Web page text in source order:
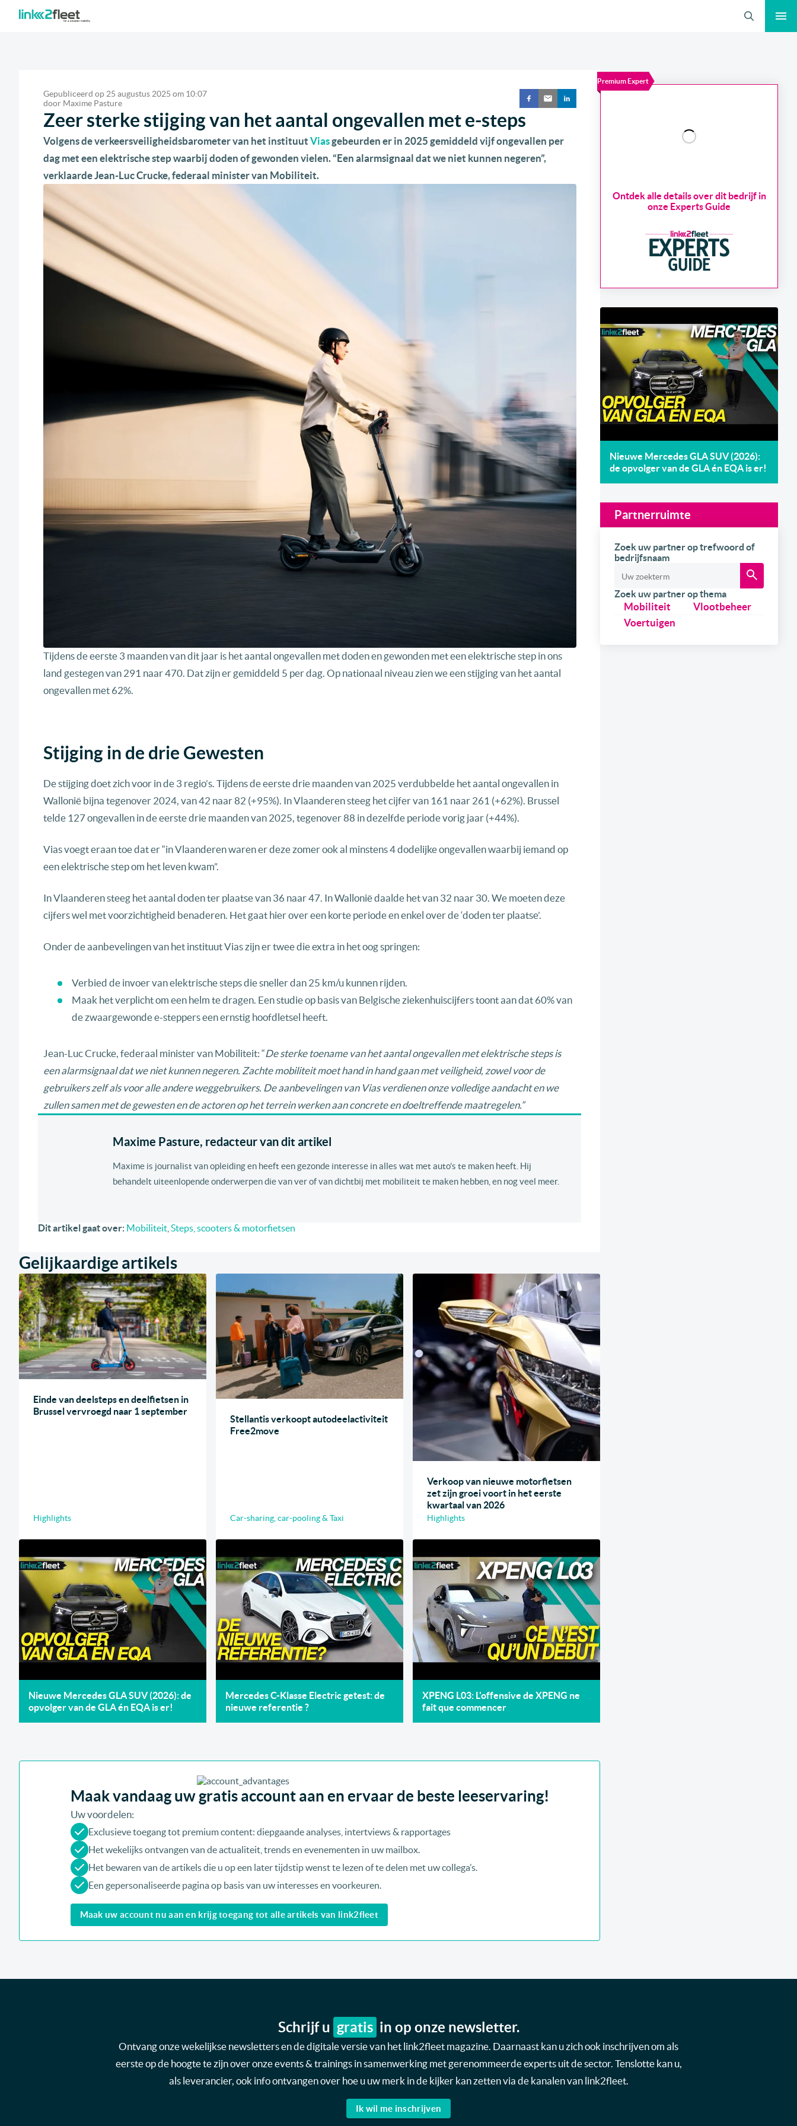
Gepubliceerd op 25 augustus 2025 om 10:07
door Maxime Pasture
Zeer sterke stijging van het aantal ongevallen met e-steps
Volgens de verkeersveiligheidsbarometer van het instituut Viasgebeurden er in 2025 gemiddeld vijf ongevallen per
dag met een elektrische step waarbij doden of gewonden vielen. “Een alarmsignaal dat we niet kunnen negeren”,
verklaarde Jean-Luc Crucke, federaal minister van Mobiliteit.
Tijdens de eerste 3 maanden van dit jaar is het aantal ongevallen met doden en gewonden met een elektrische step in ons
land gestegen van 291 naar 470. Dat zijn er gemiddeld 5 per dag. Op nationaal niveau zien we een stijging van het aantal
ongevallen met 62%.
Stijging in de drie Gewesten
De stijging doet zich voor in de 3 regio’s. Tijdens de eerste drie maanden van 2025 verdubbelde het aantal ongevallen in
Wallonië bijna tegenover 2024, van 42 naar 82 (+95%). In Vlaanderen steeg het cijfer van 161 naar 261 (+62%). Brussel
telde 127 ongevallen in de eerste drie maanden van 2025, tegenover 88 in dezelfde periode vorig jaar (+44%).
Vias voegt eraan toe dat er “in Vlaanderen waren er deze zomer ook al minstens 4 dodelijke ongevallen waarbij iemand op
een elektrische step om het leven kwam”.
In Vlaanderen steeg het aantal doden ter plaatse van 36 naar 47. In Wallonië daalde het van 32 naar 30. We moeten deze
cijfers wel met voorzichtigheid benaderen. Het gaat hier over een korte periode en enkel over de ‘doden ter plaatse’.
Onder de aanbevelingen van het instituut Vias zijn er twee die extra in het oog springen:
Verbied de invoer van elektrische steps die sneller dan 25 km/u kunnen rijden.
Maak het verplicht om een helm te dragen. Een studie op basis van Belgische ziekenhuiscijfers toont aan dat 60% van
de zwaargewonde e-steppers een ernstig hoofdletsel heeft.
Jean-Luc Crucke, federaal minister van Mobiliteit: “De sterke toename van het aantal ongevallen met elektrische steps is
een alarmsignaal dat we niet kunnen negeren. Zachte mobiliteit moet hand in hand gaan met veiligheid, zowel voor de
gebruikers zelf als voor alle andere weggebruikers. De aanbevelingen van Vias verdienen onze volledige aandacht en we
zullen samen met de gewesten en de actoren op het terrein werken aan concrete en doeltreffende maatregelen.”
Maxime Pasture, redacteur van dit artikel
Maxime is journalist van opleiding en heeft een gezonde interesse in alles wat met auto’s te maken heeft. Hij
behandelt uiteenlopende onderwerpen die van ver of van dichtbij met mobiliteit te maken hebben, en nog veel meer.
Dit artikel gaat over: Mobiliteit Steps, scooters & motorfietsen
Gelijkaardige artikels
Einde van deelsteps en deelfietsen in
Brussel vervroegd naar 1 september
Highlights
Stellantis verkoopt autodeelactiviteit
Free2move
Car-sharing, car-pooling & Taxi
Verkoop van nieuwe motorfietsen
zet zijn groei voort in het eerste
kwartaal van 2026
Highlights
Nieuwe Mercedes GLA SUV (2026): de
opvolger van de GLA én EQA is er!
Mercedes C-Klasse Electric getest: de
nieuwe referentie ?
XPENG L03: L'offensive de XPENG ne
fait que commencer
Maak vandaag uw gratis account aan en ervaar de beste leeservaring!
Uw voordelen:
Exclusieve toegang tot premium content: diepgaande analyses, intertviews & rapportages
Het wekelijks ontvangen van de actualiteit, trends en evenementen in uw mailbox.
Het bewaren van de artikels die u op een later tijdstip wenst te lezen of te delen met uw collega’s.
Een gepersonaliseerde pagina op basis van uw interesses en voorkeuren.
Maak uw account nu aan en krijg toegang tot alle artikels van link2fleet
Premium Expert
Ontdek alle details over dit bedrijf in
onze Experts Guide
Nieuwe Mercedes GLA SUV (2026):
de opvolger van de GLA én EQA is er!
Partnerruimte
Zoek uw partner op trefwoord of
bedrijfsnaam
Zoek uw partner op thema
Mobiliteit
Vlootbeheer
Voertuigen
Schrijf u gratis in op onze newsletter.
Ontvang onze wekelijkse newsletters en de digitale versie van het link2fleet magazine. Daarnaast kan u zich ook inschrijven om als
eerste op de hoogte te zijn over onze events & trainings in samenwerking met gerenommeerde experts uit de sector. Tenslotte kan u,
als leverancier, ook info ontvangen over hoe u uw merk in de kijker kan zetten via de kanalen van link2fleet.
Ik wil me inschrijven